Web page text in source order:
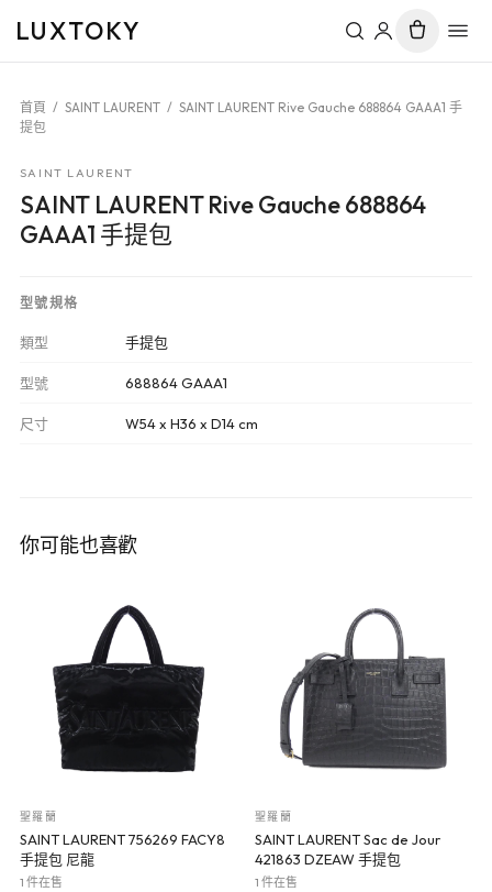
LUXTOKY
首頁 / SAINT LAURENT / SAINT LAURENT Rive Gauche 688864 GAAA1 手
提包
SAINT LAURENT
SAINT LAURENT Rive Gauche 688864
GAAA1 手提包
型號規格
類型 手提包
型號 688864 GAAA1
尺寸 W54 x H36 x D14 cm
你可能也喜歡
聖羅蘭
SAINT LAURENT 756269 FACY8
手提包 尼龍
1 件在售
聖羅蘭
SAINT LAURENT Sac de Jour
421863 DZEAW 手提包
1 件在售